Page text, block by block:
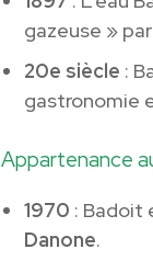
gazeuse »
20e siècle :
gastronomie
Appartenance
1970 : Badoit
Danone.